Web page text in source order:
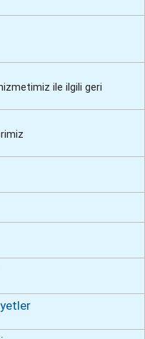
ile ilgili geri